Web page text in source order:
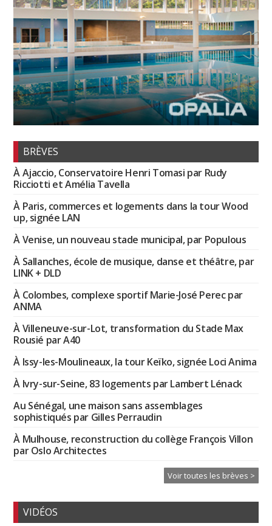
BRÈVES
À Ajaccio, Conservatoire Henri Tomasi par Rudy
Ricciotti et Amélia Tavella
À Paris, commerces et logements dans la tour Wood
up, signée LAN
À Venise, un nouveau stade municipal, par Populous
À Sallanches, école de musique, danse et théâtre, par
LINK + DLD
À Colombes, complexe sportif Marie-José Perec par
ANMA
À Villeneuve-sur-Lot, transformation du Stade Max
Rousié par A40
À Issy-les-Moulineaux, la tour Keïko, signée Loci Anima
À Ivry-sur-Seine, 83 logements par Lambert Lénack
Au Sénégal, une maison sans assemblages
sophistiqués par Gilles Perraudin
À Mulhouse, reconstruction du collège François Villon
par Oslo Architectes
Voir toutes les brèves >
VIDÉOS